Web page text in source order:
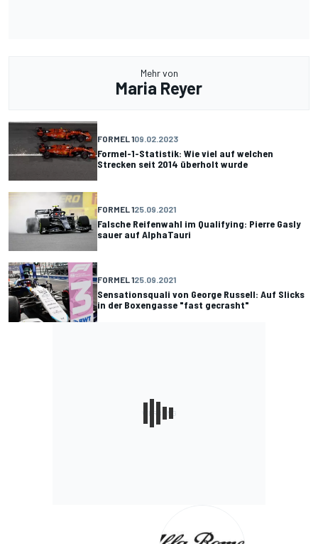
Mehr von
Maria Reyer
FORMEL 109.02.2023
Formel-1-Statistik: Wie viel auf welchen
Strecken seit 2014 überholt wurde
FORMEL 125.09.2021
Falsche Reifenwahl im Qualifying: Pierre Gasly
sauer auf AlphaTauri
FORMEL 125.09.2021
Sensationsquali von George Russell: Auf Slicks
in der Boxengasse "fast gecrasht"